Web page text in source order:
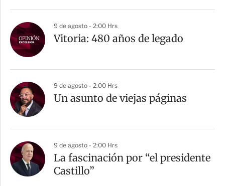
9 de agosto - 2:00 Hrs
Vitoria: 480 años de legado
9 de agosto - 2:00 Hrs
Un asunto de viejas páginas
9 de agosto - 2:00 Hrs
La fascinación por “el presidente
Castillo”